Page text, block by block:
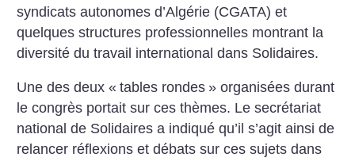
syndicats autonomes d’Algérie (CGATA) et
quelques structures professionnelles montrant la
diversité du travail international dans Solidaires.
Une des deux « tables rondes » organisées durant
le congrès portait sur ces thèmes. Le secrétariat
national de Solidaires a indiqué qu’il s’agit ainsi de
relancer réflexions et débats sur ces sujets dans